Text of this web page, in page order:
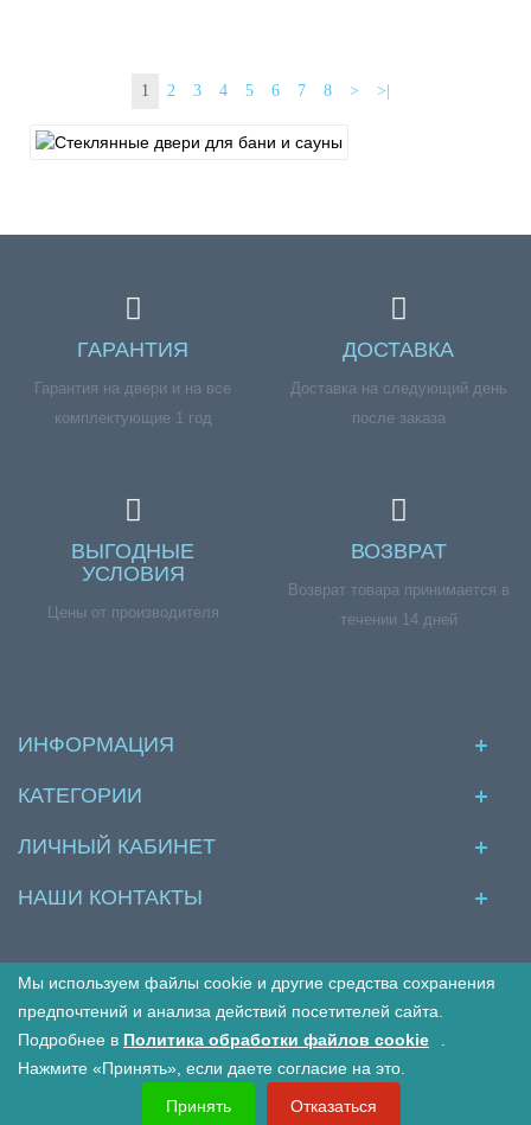
1 2 3 4 5 6 7 8 > >|
ГАРАНТИЯ
Гарантия на двери и на все
комплектующие 1 год
ДОСТАВКА
Доставка на следующий день
после заказа
ВЫГОДНЫЕ
УСЛОВИЯ
Цены от производителя
ВОЗВРАТ
Возврат товара принимается в
течении 14 дней
ИНФОРМАЦИЯ
КАТЕГОРИИ
ЛИЧНЫЙ КАБИНЕТ
НАШИ КОНТАКТЫ
Принимаем к оплате:
Мы используем файлы cookie и другие средства сохранения
предпочтений и анализа действий посетителей сайта.
Подробнее в Политика обработки файлов cookie
Нажмите «Принять», если даете согласие на это.
Принять
Отказаться